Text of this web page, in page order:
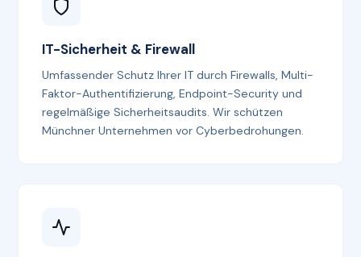
IT-Sicherheit & Firewall
Umfassender Schutz Ihrer IT durch Firewalls, Multi-
Faktor-Authentifizierung, Endpoint-Security und
regelmäßige Sicherheitsaudits. Wir schützen
Münchner Unternehmen vor Cyberbedrohungen.